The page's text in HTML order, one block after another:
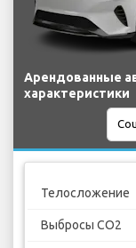
Арендованные
характеристики
Телосложение
Выбросы CO2